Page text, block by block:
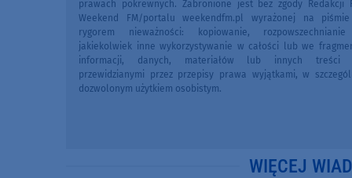
prawach pokrewnych. Zabronione jest bez zgody Redakcji
Weekend FM/portalu weekendfm.pl wyrażonej na
rygorem nieważności: kopiowanie,
jakiekolwiek inne wykorzystywanie w całości lub we
informacji, danych, materiałów lub innych treści
przewidzianymi przez przepisy prawa wyjątkami, w
dozwolonym użytkiem osobistym.
WIĘCEJ